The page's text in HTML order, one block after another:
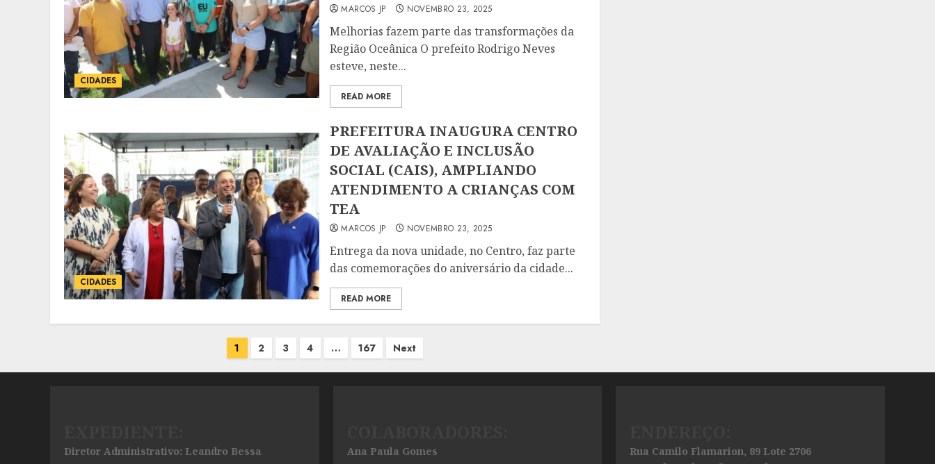
CIDADES
MARCOS JP NOVEMBRO 23, 2025
Melhorias fazem parte das transformações da
Região Oceânica O prefeito Rodrigo Neves
esteve, neste...
READ MORE
CIDADES
PREFEITURA INAUGURA CENTRO
DE AVALIAÇÃO E INCLUSÃO
SOCIAL (CAIS), AMPLIANDO
ATENDIMENTO A CRIANÇAS COM
TEA
MARCOS JP NOVEMBRO 23, 2025
Entrega da nova unidade, no Centro, faz parte
das comemorações do aniversário da cidade...
READ MORE
de
1 2 3 4 … 167 Next
Diretor Administrativo: Leandro Bessa Ana Paula Gomes
Rua Camilo Flamarion, 89 Lote 2706